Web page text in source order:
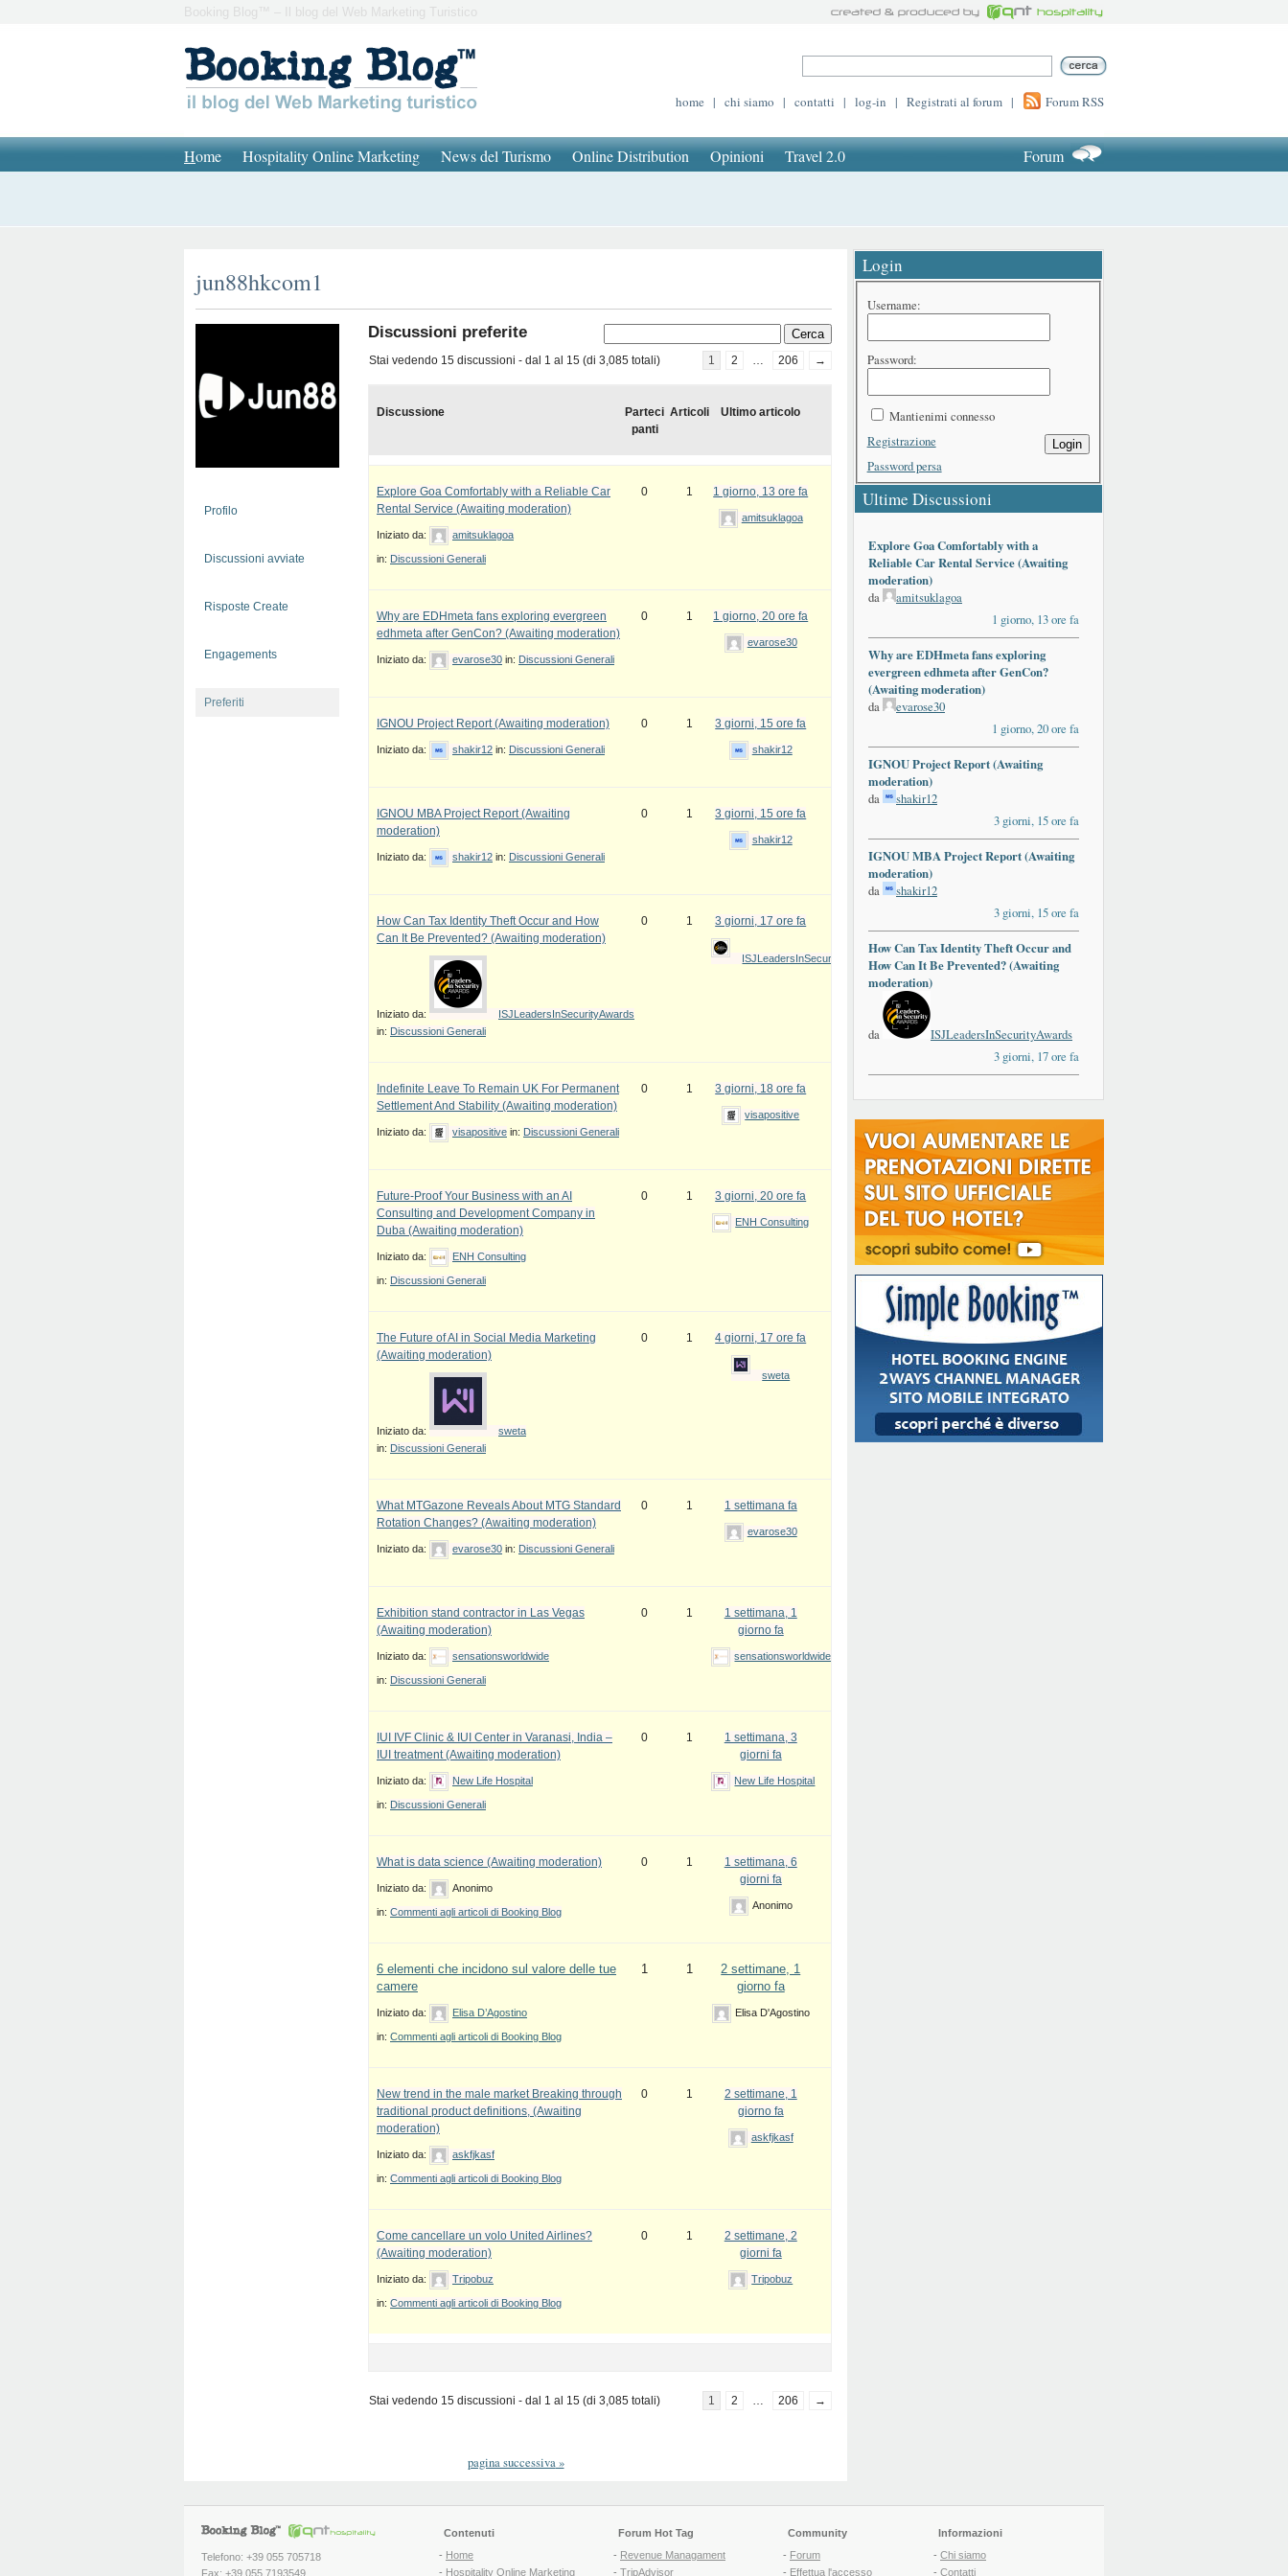
Booking Blog™ – Il blog del Web Marketing Turistico
home | chi siamo | contatti | log-in | Registrati al forum | Forum RSS
Home Hospitality Online Marketing News del Turismo Online Distribution Opinioni Travel 2.0 Forum
jun88hkcom1
Profilo
Discussioni avviate
Risposte Create
Engagements
Preferiti
Discussioni preferite
Stai vedendo 15 discussioni - dal 1 al 15 (di 3,085 totali) 1 2 … 206 →
Discussione
Parteci
panti
Articoli Ultimo articolo
Explore Goa Comfortably with a Reliable Car
Rental Service (Awaiting moderation)
Iniziato da: amitsuklagoa
in: Discussioni Generali
0 1 1 giorno, 13 ore fa
amitsuklagoa
Why are EDHmeta fans exploring evergreen
edhmeta after GenCon? (Awaiting moderation)
Iniziato da: evarose30 in: Discussioni Generali
0 1 1 giorno, 20 ore fa
evarose30
IGNOU Project Report (Awaiting moderation)
Iniziato da: shakir12 in: Discussioni Generali
0 1 3 giorni, 15 ore fa
shakir12
IGNOU MBA Project Report (Awaiting
moderation)
Iniziato da: shakir12 in: Discussioni Generali
0 1 3 giorni, 15 ore fa
shakir12
How Can Tax Identity Theft Occur and How
Can It Be Prevented? (Awaiting moderation)
Iniziato da:
ISJLeadersInSecurityAwards
in: Discussioni Generali
0 1 3 giorni, 17 ore fa
ISJLeadersInSecurityAwards
Indefinite Leave To Remain UK For Permanent
Settlement And Stability (Awaiting moderation)
Iniziato da: visapositive in: Discussioni Generali
0 1 3 giorni, 18 ore fa
visapositive
Future-Proof Your Business with an AI
Consulting and Development Company in
Duba (Awaiting moderation)
Iniziato da: ENH Consulting
in: Discussioni Generali
0 1 3 giorni, 20 ore fa
ENH Consulting
The Future of AI in Social Media Marketing
(Awaiting moderation)
Iniziato da:
sweta
in: Discussioni Generali
0 1 4 giorni, 17 ore fa
sweta
What MTGazone Reveals About MTG Standard
Rotation Changes? (Awaiting moderation)
Iniziato da: evarose30 in: Discussioni Generali
0 1 1 settimana fa
evarose30
Exhibition stand contractor in Las Vegas
(Awaiting moderation)
Iniziato da: sensationsworldwide
in: Discussioni Generali
0 1
1 settimana, 1
giorno fa
sensationsworldwide
IUI IVF Clinic & IUI Center in Varanasi, India –
IUI treatment (Awaiting moderation)
Iniziato da: New Life Hospital
in: Discussioni Generali
0 1
1 settimana, 3
giorni fa
New Life Hospital
What is data science (Awaiting moderation)
Iniziato da: Anonimo
in: Commenti agli articoli di Booking Blog
0 1
1 settimana, 6
giorni fa
Anonimo
6 elementi che incidono sul valore delle tue
camere
Iniziato da: Elisa D’Agostino
in: Commenti agli articoli di Booking Blog
1 1
2 settimane, 1
giorno fa
Elisa D'Agostino
New trend in the male market Breaking through
traditional product definitions, (Awaiting
moderation)
Iniziato da: askfjkasf
in: Commenti agli articoli di Booking Blog
0 1
2 settimane, 1
giorno fa
askfjkasf
Come cancellare un volo United Airlines?
(Awaiting moderation)
Iniziato da: Tripobuz
in: Commenti agli articoli di Booking Blog
0 1
2 settimane, 2
giorni fa
Tripobuz
Stai vedendo 15 discussioni - dal 1 al 15 (di 3,085 totali) 1 2 … 206 →
pagina successiva»
Login
Username:
Password:
Mantienimi connesso
Login
Registrazione
Password persa
Ultime Discussioni
Explore Goa Comfortably with a
Reliable Car Rental Service (Awaiting
moderation)
da
amitsuklagoa
1 giorno, 13 ore fa
Why are EDHmeta fans exploring
evergreen edhmeta after GenCon?
(Awaiting moderation)
da
evarose30
1 giorno, 20 ore fa
IGNOU Project Report (Awaiting
moderation)
da
shakir12
3 giorni, 15 ore fa
IGNOU MBA Project Report (Awaiting
moderation)
da
shakir12
3 giorni, 15 ore fa
How Can Tax Identity Theft Occur and
How Can It Be Prevented? (Awaiting
moderation)
da
ISJLeadersInSecurityAwards
3 giorni, 17 ore fa
Telefono: +39 055 705718
Fax: +39 055 7193549
Contenuti
- Home
- Hospitality Online Marketing
Forum Hot Tag
- Revenue Managament
- TripAdvisor
Community
- Forum
- Effettua l'accesso
Informazioni
- Chi siamo
- Contatti